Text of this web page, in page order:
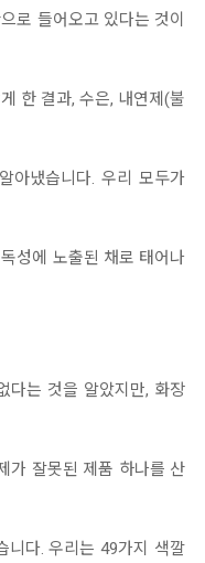
로 들어오고 있다는 것이
한 결과, 수은, 내연제(불
아냈습니다. 우리 모두가
성에 노출된 채로 태어나
다는 것을 알았지만, 화장
가 잘못된 제품 하나를 산
니다. 우리는 49가지 색깔